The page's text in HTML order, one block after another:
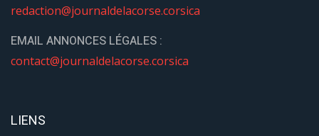
redaction@journaldelacorse.corsica
EMAIL ANNONCES LÉGALES :
contact@journaldelacorse.corsica
LIENS